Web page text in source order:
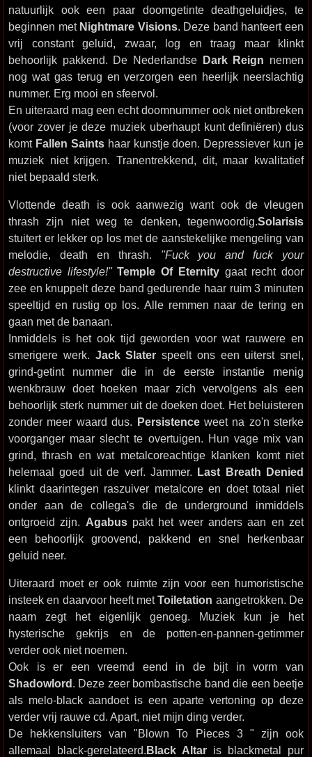
natuurlijk ook een paar doomgetinte deathgeluidjes, te
beginnen met Nightmare Visions. Deze band hanteert een
vrij constant geluid, zwaar, log en traag maar klinkt
behoorlijk pakkend. De Nederlandse Dark Reign nemen
nog wat gas terug en verzorgen een heerlijk neerslachtig
nummer. Erg mooi en sfeervol.
En uiteraard mag een echt doomnummer ook niet ontbreken
(voor zover je deze muziek uberhaupt kunt definiëren) dus
komt Fallen Saintshaar kunstje doen. Depressiever kun je
muziek niet krijgen. Tranentrekkend, dit, maar kwalitatief
niet bepaald sterk.
Vlottende death is ook aanwezig want ook de vleugen
thrash zijn niet weg te denken, tegenwoordig.Solarisis
stuitert er lekker op los met de aanstekelijke mengeling van
melodie, death en thrash. "Fuck you and fuck your
destructive lifestyle!" Temple Of Eternitygaat recht door
zee en knuppelt deze band gedurende haar ruim 3 minuten
speeltijd en rustig op los. Alle remmen naar de tering en
gaan met de banaan.
Inmiddels is het ook tijd geworden voor wat rauwere en
smerigere werk. Jack Slater speelt ons een uiterst snel,
grind-getint nummer die in de eerste instantie menig
wenkbrauw doet hoeken maar zich vervolgens als een
behoorlijk sterk nummer uit de doeken doet. Het beluisteren
zonder meer waard dus. Persistenceweet na zo'n sterke
voorganger maar slecht te overtuigen. Hun vage mix van
grind, thrash en wat metalcoreachtige klanken komt niet
helemaal goed uit de verf. Jammer. Last Breath Denied
klinkt daarintegen raszuiver metalcore en doet totaal niet
onder aan de collega's die de underground inmiddels
ontgroeid zijn. Agabuspakt het weer anders aan en zet
een behoorlijk groovend, pakkend en snel herkenbaar
geluid neer.
Uiteraard moet er ook ruimte zijn voor een humoristische
insteek en daarvoor heeft metToiletation aangetrokken. De
naam zegt het eigenlijk genoeg. Muziek kun je het
hysterische gekrijs en de potten-en-pannen-getimmer
verder ook niet noemen.
Ook is er een vreemd eend in de bijt in vorm van
Shadowlord. Deze zeer bombastische band die een beetje
als melo-black aandoet is een aparte vertoning op deze
verder vrij rauwe cd. Apart, niet mijn ding verder.
De hekkensluiters van "Blown To Pieces 3 " zijn ook
allemaal black-gerelateerd.Black Altar is blackmetal pur